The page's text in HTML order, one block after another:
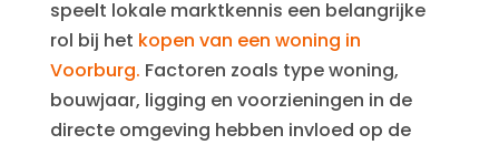
speelt lokale marktkennis een belangrijke
rol bij het kopen van een woning in
Voorburg. Factoren zoals type woning,
bouwjaar, ligging en voorzieningen in de
directe omgeving hebben invloed op de